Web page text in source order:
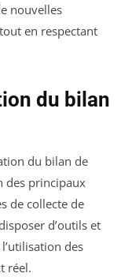
nouvelles
en respectant
du bilan
du bilan de
des principaux
de collecte de
d’outils et
des
réel.